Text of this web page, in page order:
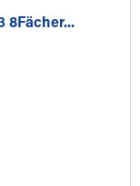
8Fächer...